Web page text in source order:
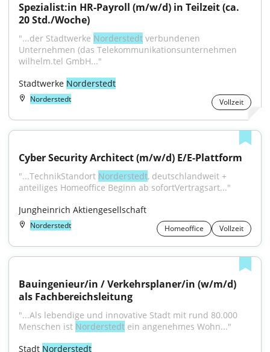
Spezialist:in HR-Payroll (m/w/d) in Teilzeit (ca.
20 Std./Woche)
"...der Stadtwerke Norderstedt verbundenen
Unternehmen (das Telekommunikationsunternehmen
wilhelm.tel GmbH..."
Stadtwerke Norderstedt
Norderstedt Vollzeit
Cyber Security Architect (m/w/d) E/E-Plattform
"...TechnikStandort Norderstedt, deutschlandweit +
anteiliges Homeoffice Beginn ab sofortVertragsart..."
Jungheinrich Aktiengesellschaft
Norderstedt Homeoffice Vollzeit
Bauingenieur/in / Verkehrsplaner/in (w/m/d)
als Fachbereichsleitung
"...Als lebendige und innovative Stadt mit rund 80.000
Menschen ist Norderstedt ein angenehmes Wohn..."
Stadt Norderstedt